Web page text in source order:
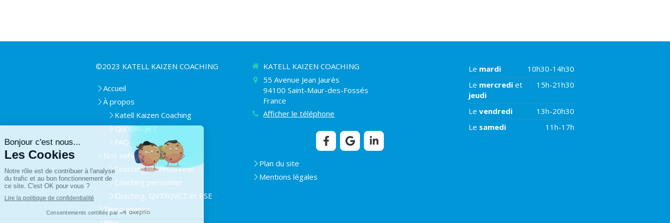
©2023 KATELL KAIZEN COACHING
Accueil
À propos
Katell Kaizen Coaching
Qui suis-je ?
FAQ
Nos services
Coaching professionnel
Coaching personnel
Coaching, QVT/QVCT et RSE
Témoignages
KATELL KAIZEN COACHING
55 Avenue Jean Jaurès
94100 Saint-Maur-des-Fossés
France
Afficher le téléphone
Plan du site
Mentions légales
Le mardi
10h30-14h30
Le mercrediet
jeudi
15h-21h30
Le vendredi
13h-20h30
Le samedi 11h-17h